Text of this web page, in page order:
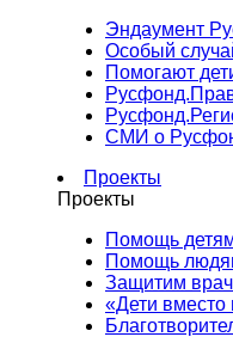
Эндаумент
Особый
Помогают
СМИ о
Проекты
Проекты
Помощь
Помощь
Защитим
«Дети вместо